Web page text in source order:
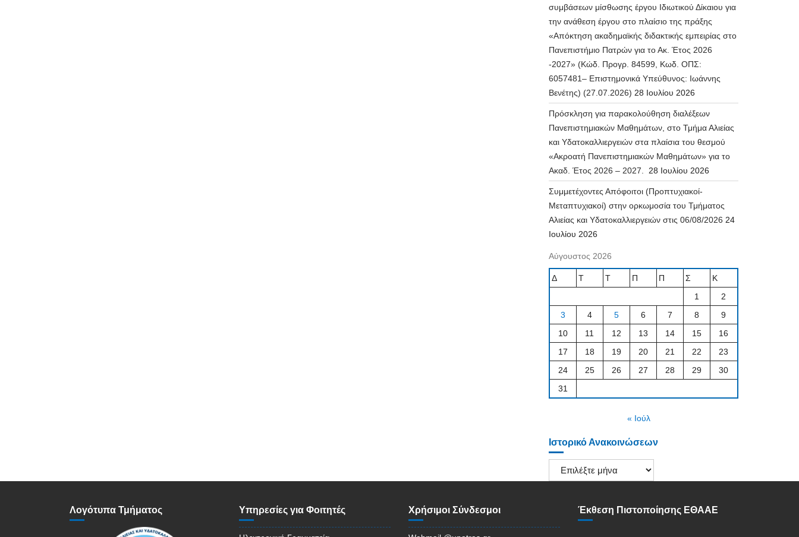
συμβάσεων μίσθωσης έργου Ιδιωτικού Δίκαιου για
την ανάθεση έργου στο πλαίσιο της πράξης
«Απόκτηση ακαδημαϊκής διδακτικής εμπειρίας στο
Πανεπιστήμιο Πατρών για το Ακ. Έτος 2026
-2027» (Κώδ. Προγρ. 84599, Κωδ. ΟΠΣ:
6057481– Επιστημονικά Υπεύθυνος: Ιωάννης
Βενέτης) (27.07.2026) 28 Ιουλίου 2026
Πρόσκληση για παρακολούθηση διαλέξεων
Πανεπιστημιακών Μαθημάτων, στο Τμήμα Αλιείας
και Υδατοκαλλιεργειών στα πλαίσια του θεσμού
«Ακροατή Πανεπιστημιακών Μαθημάτων» για το
Ακαδ. Έτος 2026 – 2027. 28 Ιουλίου 2026
Συμμετέχοντες Απόφοιτοι (Προπτυχιακοί-
Μεταπτυχιακοί) στην ορκωμοσία του Τμήματος
Αλιείας και Υδατοκαλλιεργειών στις 06/08/2026 24
Ιουλίου 2026
Αύγουστος 2026
Δ Τ Τ Π Π Σ
Κ
1
2
3
4 5 6 7 8
9
10
11 12 13 14 15
16
17
18 19 20 21 22
23
24
25 26 27 28 29
30
31
« Ιούλ
Ιστορικό Ανακοινώσεων
Ιστορικό
Ανακοινώσεων
Λογότυπα Τμήματος Υπηρεσίες για Φοιτητές Χρήσιμοι Σύνδεσμοι Έκθεση Πιστοποίησης ΕΘΑΑΕ